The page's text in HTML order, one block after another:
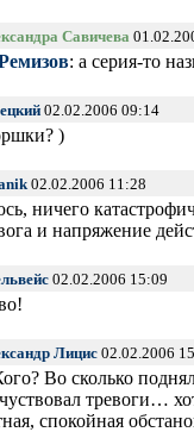
Савичева
: а серия-то
02.02.2006 09:14
)
02.02.2006 11:28
ничего
и напряжение
02.02.2006 15:09
Лицис 02.02.2006
Во сколько
тревоги…
спокойная